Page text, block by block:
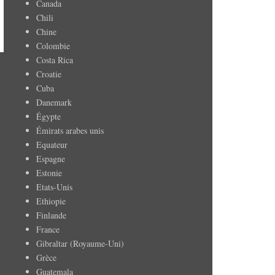
Canada
Chili
Chine
Colombie
Costa Rica
Croatie
Cuba
Danemark
Égypte
Émirats arabes unis
Equateur
Espagne
Estonie
Etats-Unis
Ethiopie
Finlande
France
Gibraltar (Royaume-Uni)
Grèce
Guatemala